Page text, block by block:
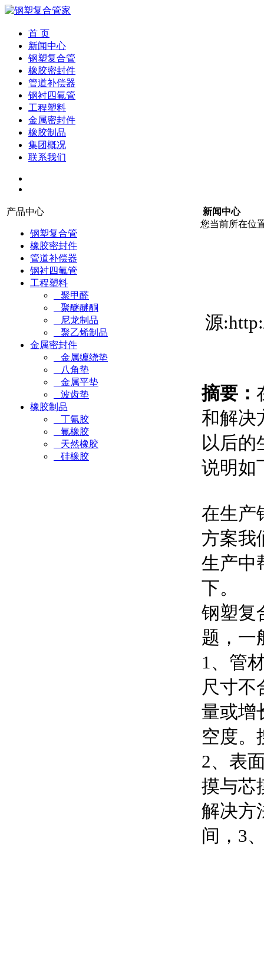
首 页
新闻中心
钢塑复合管
橡胶密封件
管道补偿器
钢衬四氟管
工程塑料
金属密封件
橡胶制品
集团概况
联系我们
产品中心
钢塑复合管
橡胶密封件
管道补偿器
钢衬四氟管
工程塑料
聚甲醛
聚醚醚酮
尼龙制品
聚乙烯制品
金属密封件
金属缠绕垫
八角垫
金属平垫
波齿垫
橡胶制品
丁氰胶
氟橡胶
天然橡胶
硅橡胶
新闻中心
您当前所在位
源
摘要：
和解决
以后的
说明如
在生产
方案我
生产中
下。
钢塑复
题，一
1、管
尺寸不
量或增
空度。
2、表
摸与芯
解决方
间，3